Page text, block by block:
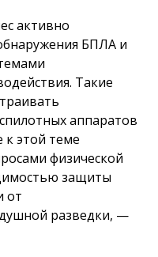
активно
БПЛА и
Такие
аппаратов
к этой теме
физической
защиты
от
разведки, —